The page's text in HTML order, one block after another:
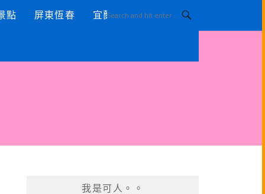
點 屏東恆春 宜蘭景點
我是可人。。